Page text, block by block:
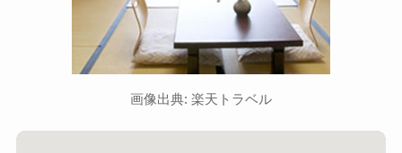
画像出典: 楽天トラベル